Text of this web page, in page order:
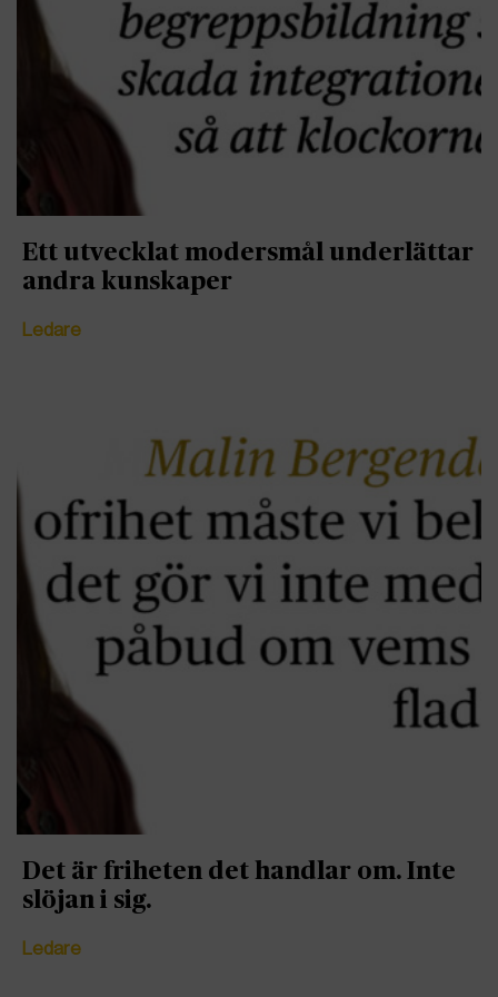
Ett utvecklat modersmål underlättar
andra kunskaper
Ledare
Det är friheten det handlar om. Inte
slöjan i sig.
Ledare